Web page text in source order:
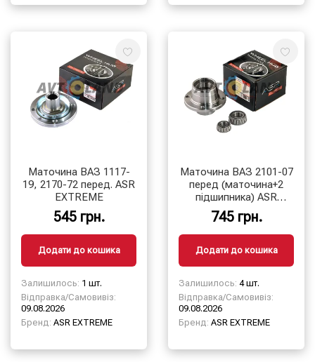
Маточина ВАЗ 1117-
19, 2170-72 перед. ASR
EXTREME
545 грн.
Додати до кошика
Залишилось: 1 шт.
Відправка/Самовивіз:
09.08.2026
Бренд: ASR EXTREME
Маточина ВАЗ 2101-07
перед (маточина+2
підшипника) ASR
EXTREME
745 грн.
Додати до кошика
Залишилось: 4 шт.
Відправка/Самовивіз:
09.08.2026
Бренд: ASR EXTREME